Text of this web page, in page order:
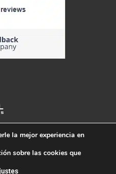
la mejor experiencia en
sobre las cookies que